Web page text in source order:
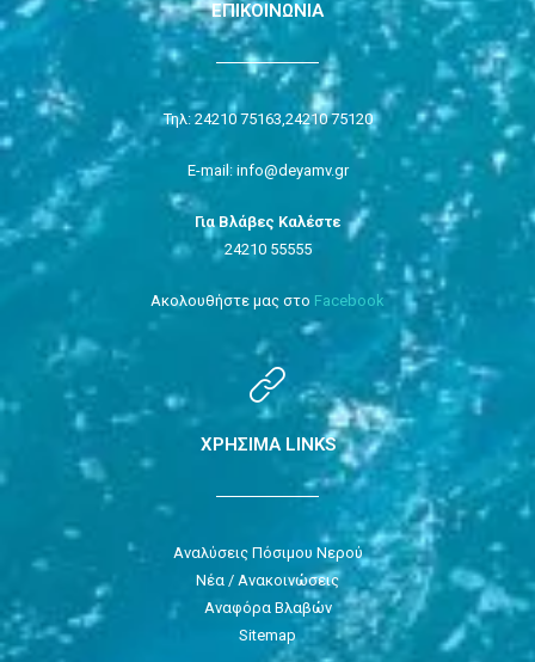
ΕΠΙΚΟΙΝΩΝΙΑ
Τηλ: 24210 75163, 24210 75120
E-mail: info@deyamv.gr
Για Βλάβες Καλέστε
24210 55555
Ακολουθήστε μας στο Facebook
ΧΡΗΣΙΜΑ LINKS
Αναλύσεις Πόσιμου Νερού
Νέα / Ανακοινώσεις
Αναφόρα Βλαβών
Sitemap